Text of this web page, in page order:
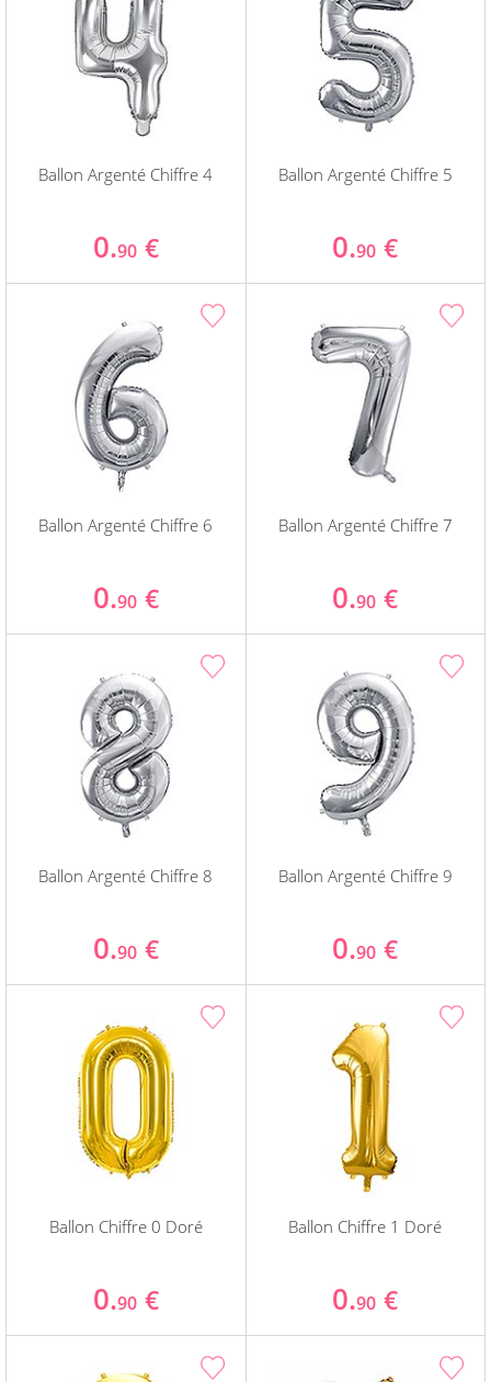
Ballon Argenté Chiffre 4
0.90 €
Ballon Argenté Chiffre 5
0.90 €
Ballon Argenté Chiffre 6
0.90 €
Ballon Argenté Chiffre 7
0.90 €
Ballon Argenté Chiffre 8
0.90 €
Ballon Argenté Chiffre 9
0.90 €
Ballon Chiffre 0 Doré
0.90 €
Ballon Chiffre 1 Doré
0.90 €